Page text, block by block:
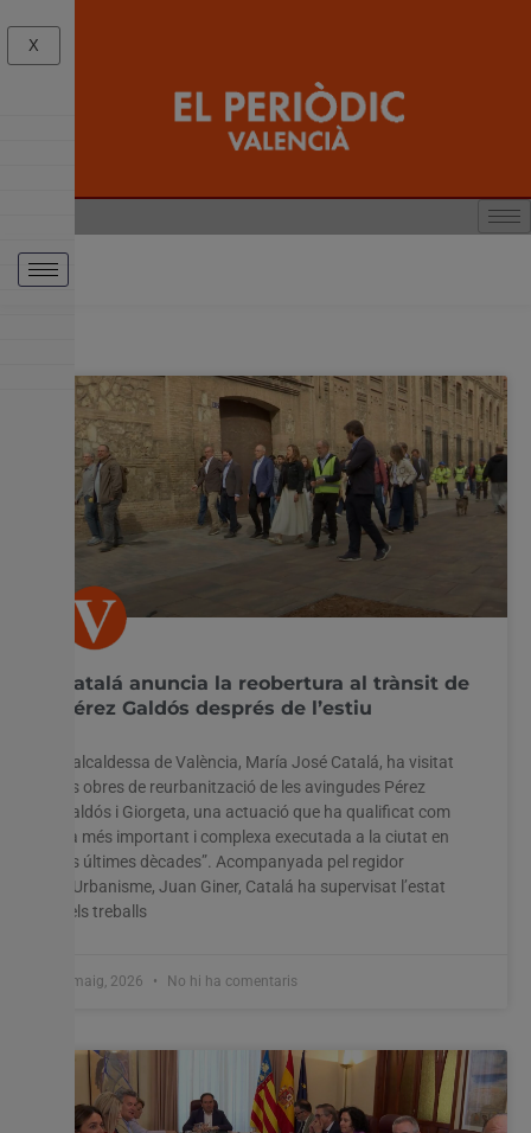
Catalá anuncia la reobertura al trànsit de
Pérez Galdós després de l’estiu
L’alcaldessa de València, María José Catalá, ha visitat
les obres de reurbanització de les avingudes Pérez
Galdós i Giorgeta, una actuació que ha qualificat com
“la més important i complexa executada a la ciutat en
les últimes dècades”. Acompanyada pel regidor
d’Urbanisme, Juan Giner, Catalá ha supervisat l’estat
dels treballs
8 maig, 2026 No hi ha comentaris